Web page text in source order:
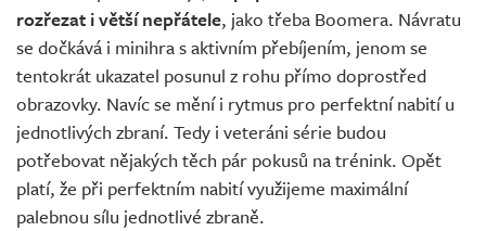
rozřezat i větší nepřátele, jako třeba Boomera. Návratu
se dočkává i minihra s aktivním přebíjením, jenom se
tentokrát ukazatel posunul z rohu přímo doprostřed
obrazovky. Navíc se mění i rytmus pro perfektní nabití u
jednotlivých zbraní. Tedy i veteráni série budou
potřebovat nějakých těch pár pokusů na trénink. Opět
platí, že při perfektním nabití využijeme maximální
palebnou sílu jednotlivé zbraně.